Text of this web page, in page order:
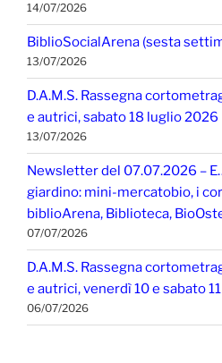
14/07/2026
BiblioSocialArena (sesta
13/07/2026
D.A.M.S. Rassegna
e autrici, sabato 18 luglio 2026
13/07/2026
Newsletter del 07.07.2026 –
giardino: mini-mercatobio, i
biblioArena, Biblioteca,
07/07/2026
D.A.M.S. Rassegna
e autrici, venerdì 10 e sabato
06/07/2026